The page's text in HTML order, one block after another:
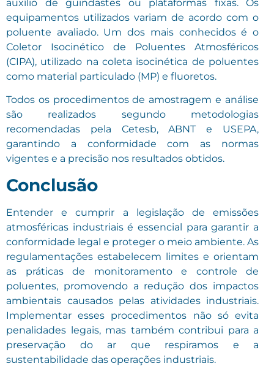
auxílio de guindastes ou plataformas fixas. Os
equipamentos utilizados variam de acordo com o
poluente avaliado. Um dos mais conhecidos é o
Coletor Isocinético de Poluentes Atmosféricos
(CIPA), utilizado na coleta isocinética de poluentes
como material particulado (MP) e fluoretos.
Todos os procedimentos de amostragem e análise
são realizados segundo metodologias
recomendadas pela Cetesb, ABNT e USEPA,
garantindo a conformidade com as normas
vigentes e a precisão nos resultados obtidos.
Conclusão
Entender e cumprir a legislação de emissões
atmosféricas industriais é essencial para garantir a
conformidade legal e proteger o meio ambiente. As
regulamentações estabelecem limites e orientam
as práticas de monitoramento e controle de
poluentes, promovendo a redução dos impactos
ambientais causados pelas atividades industriais.
Implementar esses procedimentos não só evita
penalidades legais, mas também contribui para a
preservação do ar que respiramos e a
sustentabilidade das operações industriais.